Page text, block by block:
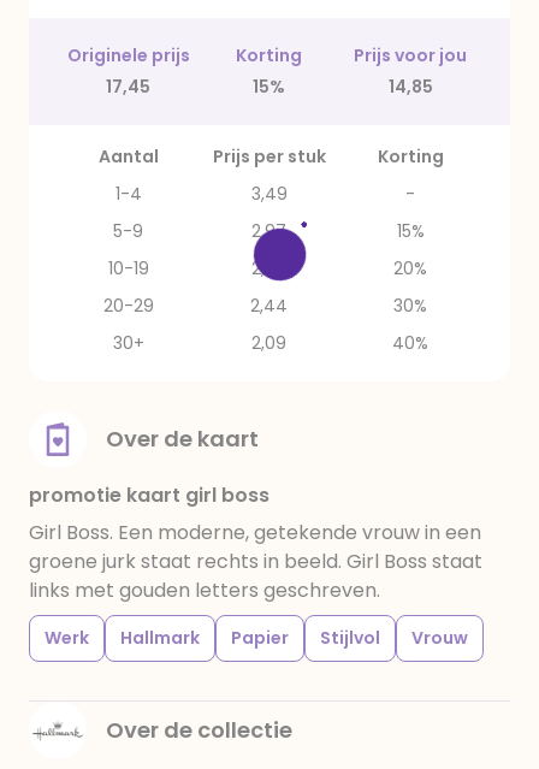
Originele prijs Korting
Prijs voor jou
17,45
15% 14,85
Aantal Prijs per stuk
Korting
1-4
3,49
-
5-9
2,97
15%
10-19
2,79
20%
20-29
2,44
30%
30+
2,09 40%
Over de kaart
promotie kaart girl boss
Girl Boss. Een moderne, getekende vrouw in een
groene jurk staat rechts in beeld. Girl Boss staat
links met gouden letters geschreven.
Werk Hallmark Papier Stijlvol Vrouw
Over de collectie